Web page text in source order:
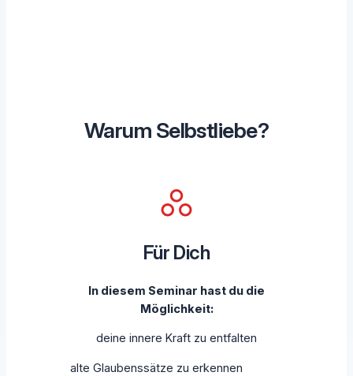
Warum Selbstliebe?
Für Dich
In diesem Seminar hast du die
Möglichkeit:
deine innere Kraft zu entfalten
alte Glaubenssätze zu erkennen